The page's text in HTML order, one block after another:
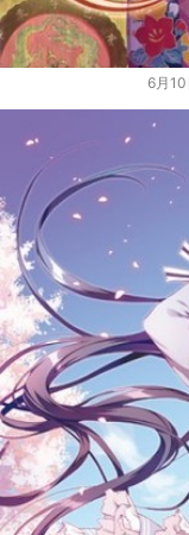
6月10